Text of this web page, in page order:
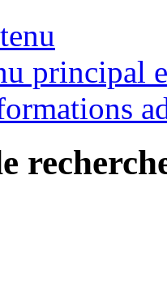
principal